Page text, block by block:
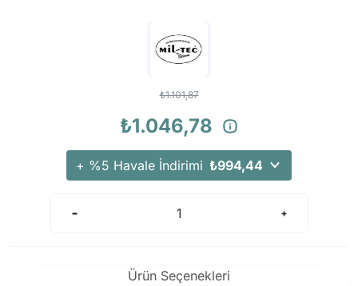
₺1.101,87
₺1.046,78
+ %5 Havale İndirimi ₺994,44
Ürün Seçenekleri